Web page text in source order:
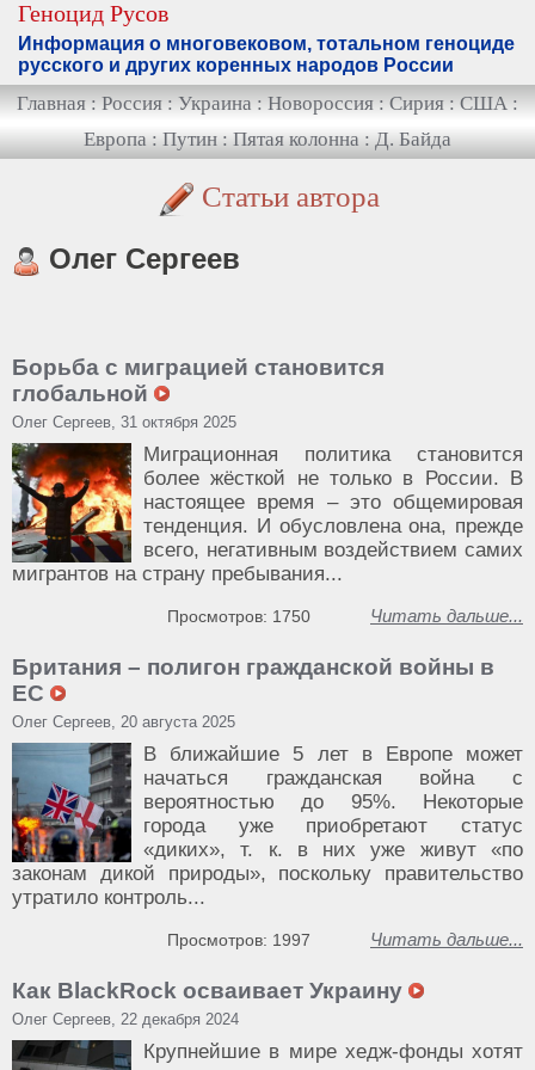
Геноцид Русов
Информация о многовековом, тотальном геноциде
русского и других коренных народов России
Главная : Россия : Украина : Новороссия : Сирия : США :
Европа : Путин : Пятая колонна : Д. Байда
Статьи автора
Олег Сергеев
Борьба с миграцией становится
глобальной
Олег Сергеев, 31 октября 2025
Миграционная политика становится
более жёсткой не только в России. В
настоящее время – это общемировая
тенденция. И обусловлена она, прежде
всего, негативным воздействием самих
мигрантов на страну пребывания...
Читать дальше...
Просмотров: 1750
Британия – полигон гражданской войны в
ЕС
Олег Сергеев, 20 августа 2025
В ближайшие 5 лет в Европе может
начаться гражданская война с
вероятностью до 95%. Некоторые
города уже приобретают статус
«диких», т. к. в них уже живут «по
законам дикой природы», поскольку правительство
утратило контроль...
Читать дальше...
Просмотров: 1997
Как BlackRock осваивает Украину
Олег Сергеев, 22 декабря 2024
Крупнейшие в мире хедж-фонды хотят